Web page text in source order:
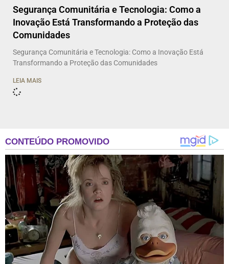
Segurança Comunitária e Tecnologia: Como a
Inovação Está Transformando a Proteção das
Comunidades
Segurança Comunitária e Tecnologia: Como a Inovação Está
Transformando a Proteção das Comunidades
LEIA MAIS